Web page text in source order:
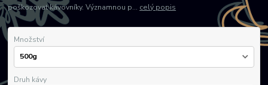
poškozovat kávovníky. Významnou p... celý popis
Množství
Druh kávy